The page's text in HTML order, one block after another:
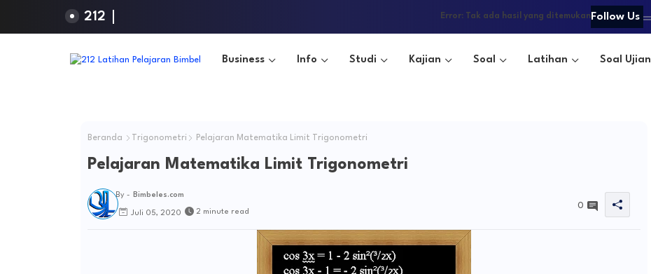
212 Error: Tak ada hasil yang ditemukan Follow Us
Business Info Studi Kajian Soal Latihan Soal Ujian
Beranda Trigonometri Pelajaran Matematika Limit Trigonometri
Pelajaran Matematika Limit Trigonometri
By - Bimbeles.com
Juli 05, 2020 2 minute read
0